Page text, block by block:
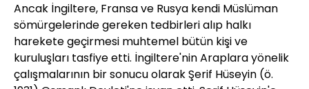
Ancak İngiltere, Fransa ve Rusya kendi Müslüman
sömürgelerinde gereken tedbirleri alıp halkı
harekete geçirmesi muhtemel bütün kişi ve
kuruluşları tasfiye etti. İngiltere'nin Araplara yönelik
çalışmalarının bir sonucu olarak Şerif Hüseyin (ö.